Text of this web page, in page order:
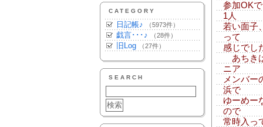
CATEGORY
日記帳♪ （5973件）
戯言･･･♪ （28件）
旧Log （27件）
SEARCH
参加OK
1人
若い面子
って
感じでし
あちき
ニア
メンバ
浜で
ゆーめー
ので
常時入っ